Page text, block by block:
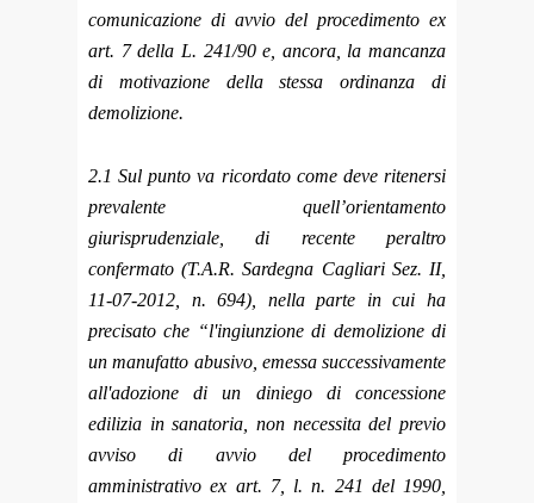
comunicazione di avvio del procedimento ex
art. 7 della L. 241/90 e, ancora, la mancanza
di motivazione della stessa ordinanza di
demolizione.
2.1 Sul punto va ricordato come deve ritenersi
prevalente quell’orientamento
giurisprudenziale, di recente peraltro
confermato(T.A.R. Sardegna Cagliari Sez. II,
11-07-2012, n. 694), nella parte in cui ha
precisato che “l'ingiunzione di demolizione di
un manufatto abusivo, emessa successivamente
all'adozione di un diniego di concessione
edilizia in sanatoria, non necessita del previo
avviso di avvio del procedimento
amministrativo ex art. 7, l. n. 241 del 1990,